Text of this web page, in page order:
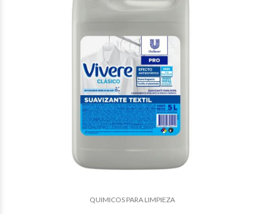
QUIMICOS PARA LIMPIEZA